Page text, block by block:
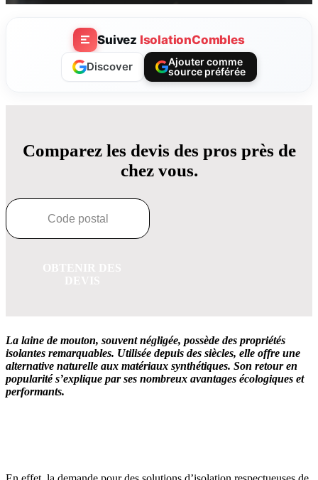
Suivez IsolationCombles
Discover
Ajouter comme
source préférée
Comparez les devis des pros près de
chez vous.
La laine de mouton, souvent négligée, possède des propriétés
isolantes remarquables. Utilisée depuis des siècles, elle offre une
alternative naturelle aux matériaux synthétiques. Son retour en
popularité s’explique par ses nombreux avantages écologiques et
performants.